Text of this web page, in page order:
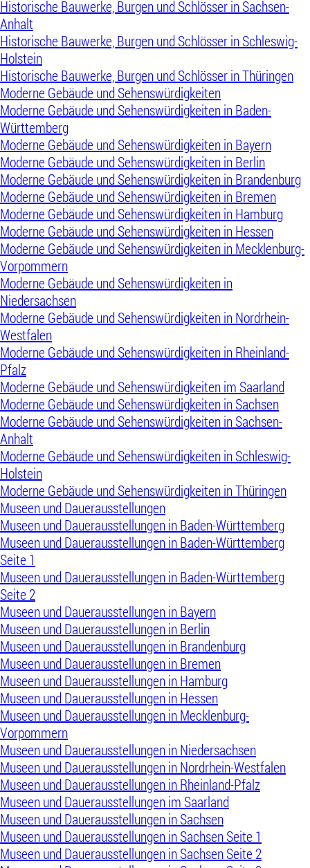
Historische Bauwerke, Burgen und Schlösser in Sachsen-
Anhalt
Historische Bauwerke, Burgen und Schlösser in Schleswig-
Holstein
Historische Bauwerke, Burgen und Schlösser in Thüringen
Moderne Gebäude und Sehenswürdigkeiten
Moderne Gebäude und Sehenswürdigkeiten in Baden-
Württemberg
Moderne Gebäude und Sehenswürdigkeiten in Bayern
Moderne Gebäude und Sehenswürdigkeiten in Berlin
Moderne Gebäude und Sehenswürdigkeiten in Brandenburg
Moderne Gebäude und Sehenswürdigkeiten in Bremen
Moderne Gebäude und Sehenswürdigkeiten in Hamburg
Moderne Gebäude und Sehenswürdigkeiten in Hessen
Moderne Gebäude und Sehenswürdigkeiten in Mecklenburg-
Vorpommern
Moderne Gebäude und Sehenswürdigkeiten in
Niedersachsen
Moderne Gebäude und Sehenswürdigkeiten in Nordrhein-
Westfalen
Moderne Gebäude und Sehenswürdigkeiten in Rheinland-
Pfalz
Moderne Gebäude und Sehenswürdigkeiten im Saarland
Moderne Gebäude und Sehenswürdigkeiten in Sachsen
Moderne Gebäude und Sehenswürdigkeiten in Sachsen-
Anhalt
Moderne Gebäude und Sehenswürdigkeiten in Schleswig-
Holstein
Moderne Gebäude und Sehenswürdigkeiten in Thüringen
Museen und Dauerausstellungen
Museen und Dauerausstellungen in Baden-Württemberg
Museen und Dauerausstellungen in Baden-Württemberg
Seite 1
Museen und Dauerausstellungen in Baden-Württemberg
Seite 2
Museen und Dauerausstellungen in Bayern
Museen und Dauerausstellungen in Berlin
Museen und Dauerausstellungen in Brandenburg
Museen und Dauerausstellungen in Bremen
Museen und Dauerausstellungen in Hamburg
Museen und Dauerausstellungen in Hessen
Museen und Dauerausstellungen in Mecklenburg-
Vorpommern
Museen und Dauerausstellungen in Niedersachsen
Museen und Dauerausstellungen in Nordrhein-Westfalen
Museen und Dauerausstellungen in Rheinland-Pfalz
Museen und Dauerausstellungen im Saarland
Museen und Dauerausstellungen in Sachsen
Museen und Dauerausstellungen in Sachsen Seite 1
Museen und Dauerausstellungen in Sachsen Seite 2